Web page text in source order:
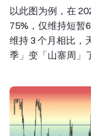
以此图为例，在
75%，仅维持短暂
维持 3 个月相比，
季」变「山寨周」